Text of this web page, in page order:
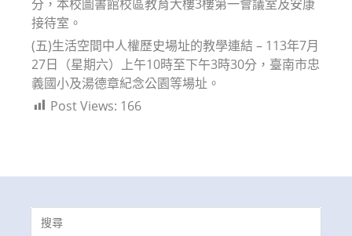
分，本校圖書館校區教育大樓3樓第一會議室及安康
接待室。
(五)生活空間中人權歷史場址的教學連結 – 113年7月
27日（星期六）上午10時至下午3時30分，臺南市忠
義國小及湯德章紀念公園等場址。
Post Views: 166
Search
for: